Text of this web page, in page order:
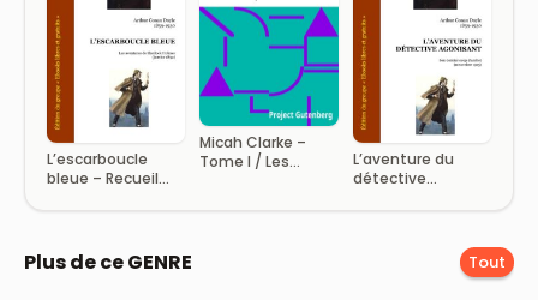
L’escarboucle
bleue – Recueil
Micah Clarke –
Tome I / Les
L’aventure du
détective
Plus de ce GENRE Tout